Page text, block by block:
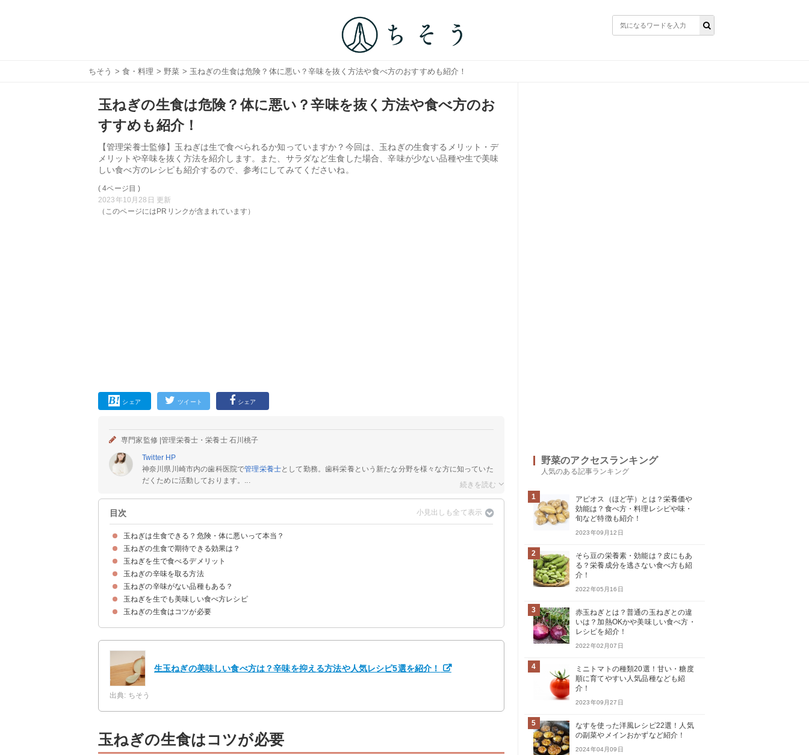
ちそう > 食・料理 > 野菜 > 玉ねぎの生食は危険？体に悪い？辛味を抜く方法や食べ方のおすすめも紹介！
玉ねぎの生食は危険？体に悪い？辛味を抜く方法や食べ方のお
すすめも紹介！
【管理栄養士監修】玉ねぎは生で食べられるか知っていますか？今回は、玉ねぎの生食するメリット・デ
メリットや辛味を抜く方法を紹介します。また、サラダなど生食した場合、辛味が少ない品種や生で美味
しい食べ方のレシピも紹介するので、参考にしてみてくださいね。
( 4ページ目 )
2023年10月28日 更新
（このページにはPRリンクが含まれています）
シェア ツイート シェア
専門家監修 |管理栄養士・栄養士 石川桃子
Twitter HP
神奈川県川崎市内の歯科医院で管理栄養士として勤務。歯科栄養という新たな分野を様々な方に知っていた
だくために活動しております。...
目次
玉ねぎは生食できる？危険・体に悪いって本当？
生食しても問題ない
玉ねぎの生食で期待できる効果は？
血行が良くなる
ダイエット効果
デトックス効果
玉ねぎを生で食べるデメリット
口臭・体臭がきつくなる
腹痛・下痢や頭痛を起こす可能性がある
アレルギー反応がでる可能性もある
玉ねぎの辛味を取る方法
①水にさらす
②空気にさらす
③繊維を断つように切る
④塩もみする
玉ねぎの辛味がない品種もある？
①サラダ玉ねぎ
②真白（ましろ）
③赤玉ねぎ
玉ねぎを生でも美味しい食べ方レシピ
①ツナと玉ねぎの簡単サラダ
②新玉ねぎのアジア風サラダ
玉ねぎの生食はコツが必要
生玉ねぎの美味しい食べ方は？辛味を抑える方法や人気レシピ5選を紹介！
出典: ちそう
玉ねぎの生食はコツが必要
野菜のアクセスランキング
人気のある記事ランキング
1
アピオス（ほど芋）とは？栄養価や
効能は？食べ方・料理レシピや味・
旬など特徴も紹介！
2023年09月12日
2
そら豆の栄養素・効能は？皮にもあ
る？栄養成分を逃さない食べ方も紹
介！
2022年05月16日
3
赤玉ねぎとは？普通の玉ねぎとの違
いは？加熱OKかや美味しい食べ方・
レシピを紹介！
2022年02月07日
4
ミニトマトの種類20選！甘い・糖度
順に育てやすい人気品種なども紹
介！
2023年09月27日
5
なすを使った洋風レシピ22選！人気
の副菜やメインおかずなど紹介！
2024年04月09日